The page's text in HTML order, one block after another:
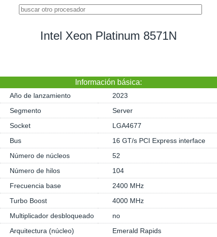
Intel Xeon Platinum 8571N
Información básica:
Año de lanzamiento
2023
Segmento
Server
Socket
LGA4677
Bus
16 GT/s PCI Express interface
Número de núcleos
52
Número de hilos
104
Frecuencia base
2400 MHz
Turbo Boost
4000 MHz
Multiplicador desbloqueado
no
Arquitectura (núcleo)
Emerald Rapids